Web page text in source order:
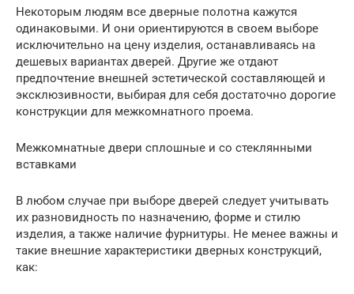
Некоторым людям все дверные полотна кажутся
одинаковыми. И они ориентируются в своем выборе
исключительно на цену изделия, останавливаясь на
дешевых вариантах дверей. Другие же отдают
предпочтение внешней эстетической составляющей и
эксклюзивности, выбирая для себя достаточно дорогие
конструкции для межкомнатного проема.
Межкомнатные двери сплошные и со стеклянными
вставками
В любом случае при выборе дверей следует учитывать
их разновидность по назначению, форме и стилю
изделия, а также наличие фурнитуры. Не менее важны и
такие внешние характеристики дверных конструкций,
как: